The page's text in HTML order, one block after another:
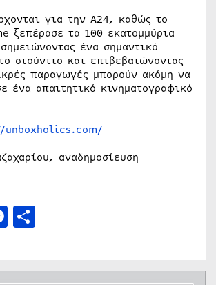
για την A24, καθώς το
ξεπέρασε τα 100 εκατομμύρια
ένα σημαντικό
στούντιο και επιβεβαιώνοντας
παραγωγές μπορούν ακόμη να
ένα απαιτητικό κινηματογραφικό
αναδημοσίευση
Messenger